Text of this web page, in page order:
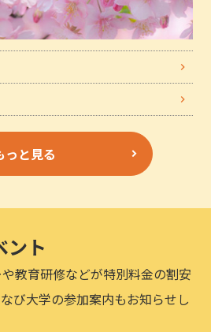
っと見る
ント
教育研修などが特別料金の割安
び大学の参加案内もお知らせし